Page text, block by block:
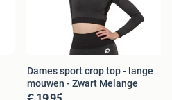
Dames sport crop top - lange
mouwen - Zwart Melange